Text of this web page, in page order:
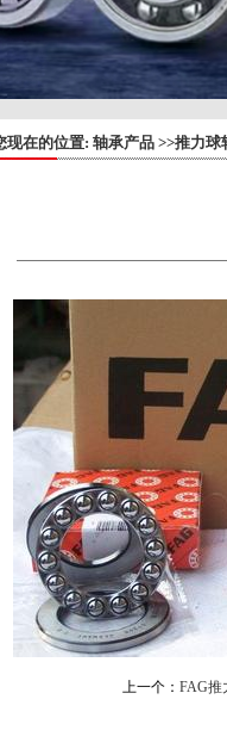
现在的位置: 轴承产品 >>推力球
上一个： FAG推